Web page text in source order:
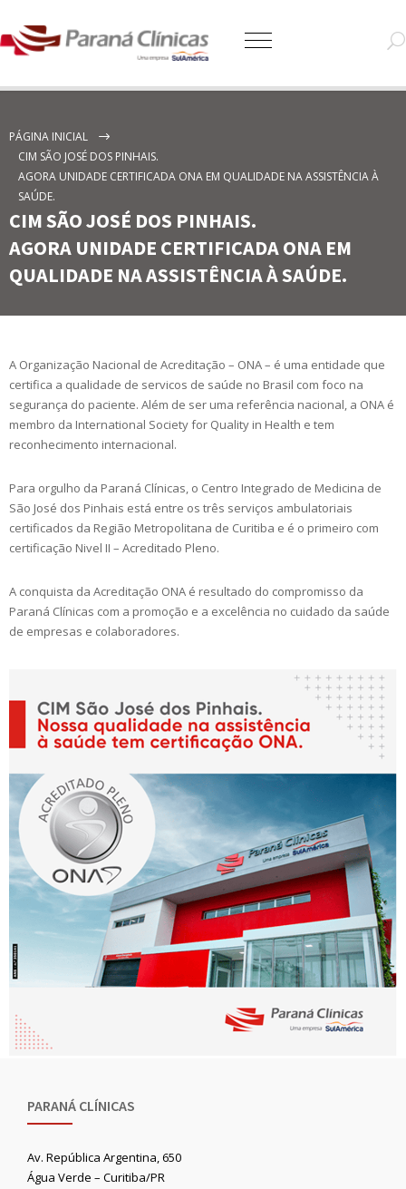
PÁGINA INICIAL
CIM SÃO JOSÉ DOS PINHAIS.
AGORA UNIDADE CERTIFICADA ONA EM QUALIDADE NA ASSISTÊNCIA À
SAÚDE.
CIM SÃO JOSÉ DOS PINHAIS.
AGORA UNIDADE CERTIFICADA ONA EM
QUALIDADE NA ASSISTÊNCIA À SAÚDE.
A Organização Nacional de Acreditação – ONA – é uma entidade que
certifica a qualidade de servicos de saúde no Brasil com foco na
segurança do paciente. Além de ser uma referência nacional, a ONA é
membro da International Society for Quality in Health e tem
reconhecimento internacional.
Para orgulho da Paraná Clínicas, o Centro Integrado de Medicina de
São José dos Pinhais está entre os três serviços ambulatoriais
certificados da Região Metropolitana de Curitiba e é o primeiro com
certificação Nivel II – Acreditado Pleno.
A conquista da Acreditação ONA é resultado do compromisso da
Paraná Clínicas com a promoção e a excelência no cuidado da saúde
de empresas e colaboradores.
PARANÁ CLÍNICAS
Av. República Argentina, 650
Água Verde – Curitiba/PR